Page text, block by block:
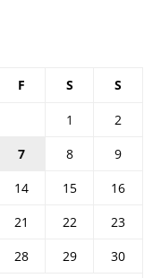
F S S
1
2
7 8
9
14 15
16
21 22
23
28 29
30